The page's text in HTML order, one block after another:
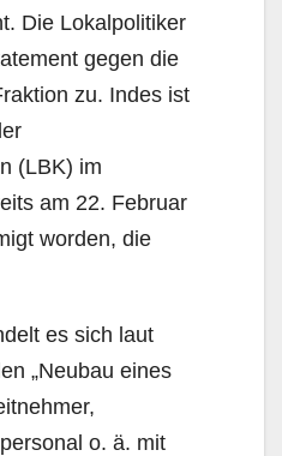
Die Lokalpolitiker
gegen die
zu. Indes ist
(LBK) im
am 22. Februar
worden, die
es sich laut
„Neubau eines
o. ä. mit